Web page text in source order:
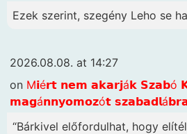
Ezek szerint, szegény Leho se
2026.08.08. at 14:27
on M𝗶é𝗿𝘁 𝗻𝗲𝗺 𝗮𝗸𝗮𝗿𝗷á𝗸 𝗦𝘇𝗮𝗯ó
𝗺𝗮𝗴á𝗻𝗻𝘆𝗼𝗺𝗼𝘇ó𝘁 𝘀𝘇𝗮𝗯𝗮𝗱𝗹á𝗯𝗿𝗮
“Bárkivel előfordulhat, hogy